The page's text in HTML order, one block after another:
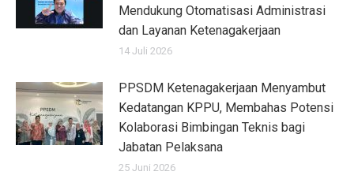
Mendukung Otomatisasi Administrasi
dan Layanan Ketenagakerjaan
14 Juli 2026
PPSDM Ketenagakerjaan Menyambut
Kedatangan KPPU, Membahas Potensi
Kolaborasi Bimbingan Teknis bagi
Jabatan Pelaksana
25 Juni 2026